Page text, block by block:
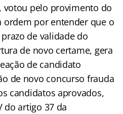
pelo provimento do
ordem por entender que o
de validade do
de novo certame, gera
de candidato
de novo concurso frauda
candidatos aprovados,
do artigo 37 da